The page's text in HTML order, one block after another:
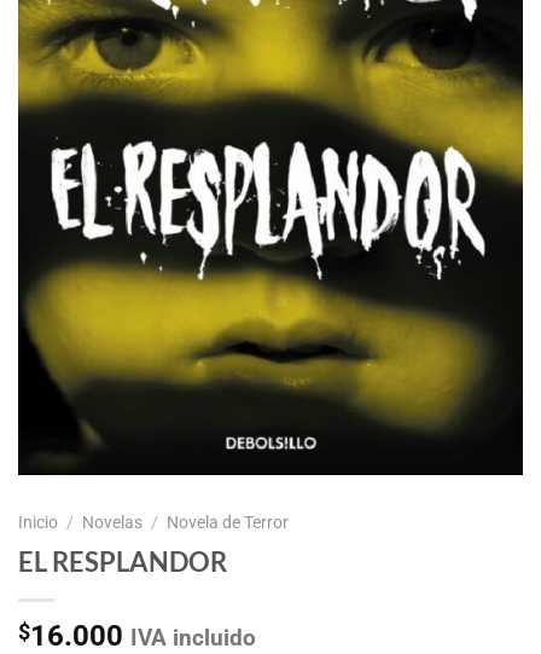
Inicio / Novelas / Novela de Terror
EL RESPLANDOR
$16.000 IVA incluido